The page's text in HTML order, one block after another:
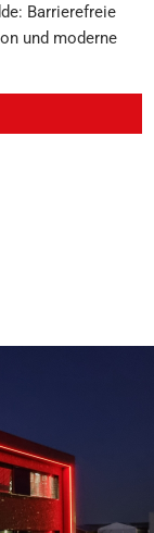
Barrierefreie
und moderne